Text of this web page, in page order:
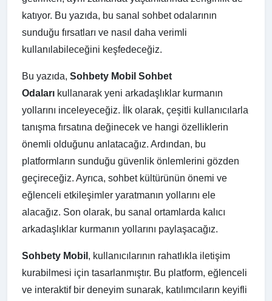
katıyor. Bu yazıda, bu sanal sohbet odalarının
sunduğu fırsatları ve nasıl daha verimli
kullanılabileceğini keşfedeceğiz.
Bu yazıda, Sohbety Mobil Sohbet
Odaları kullanarak yeni arkadaşlıklar kurmanın
yollarını inceleyeceğiz. İlk olarak, çeşitli kullanıcılarla
tanışma fırsatına değinecek ve hangi özelliklerin
önemli olduğunu anlatacağız. Ardından, bu
platformların sunduğu güvenlik önlemlerini gözden
geçireceğiz. Ayrıca, sohbet kültürünün önemi ve
eğlenceli etkileşimler yaratmanın yollarını ele
alacağız. Son olarak, bu sanal ortamlarda kalıcı
arkadaşlıklar kurmanın yollarını paylaşacağız.
Sohbety Mobil , kullanıcılarının rahatlıkla iletişim
kurabilmesi için tasarlanmıştır. Bu platform, eğlenceli
ve interaktif bir deneyim sunarak, katılımcıların keyifli